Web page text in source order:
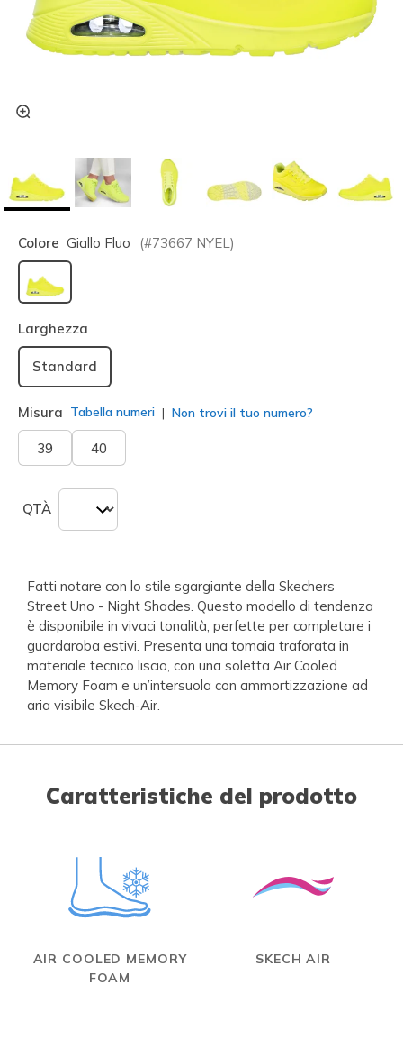
Colore Giallo Fluo (#73667 NYEL )
selezionato
Larghezza
Standard
Misura Tabella numeri Non trovi il tuo numero?
39 40
QTÀ
Fatti notare con lo stile sgargiante della Skechers
Street Uno - Night Shades. Questo modello di tendenza
è disponibile in vivaci tonalità, perfette per completare i
guardaroba estivi. Presenta una tomaia traforata in
materiale tecnico liscio, con una soletta Air Cooled
Memory Foam e un’intersuola con ammortizzazione ad
aria visibile Skech-Air.
Caratteristiche del prodotto
AIR COOLED MEMORY
FOAM
SKECH AIR